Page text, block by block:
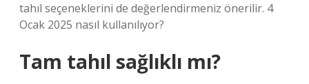
tahıl seçeneklerini de değerlendirmeniz önerilir. 4
Ocak 2025 nasıl kullanılıyor?
Tam tahıl sağlıklı mı?